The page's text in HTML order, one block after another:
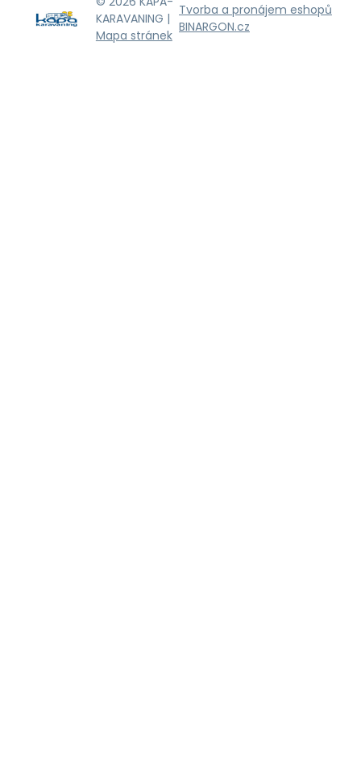
KARAVANING |
Mapa stránek
Tvorba a pronájem eshopů
BINARGON.cz